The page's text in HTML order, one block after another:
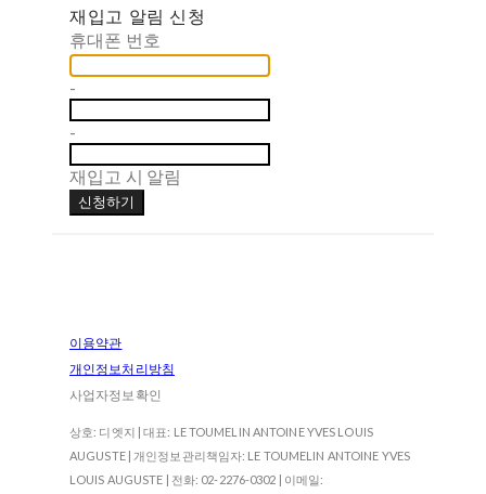
재입고 알림 신청
휴대폰 번호
-
-
재입고 시 알림
신청하기
이용약관
개인정보처리방침
사업자정보확인
상호: 디엣지 | 대표: LE TOUMELIN ANTOINE YVES LOUIS
AUGUSTE | 개인정보관리책임자: LE TOUMELIN ANTOINE YVES
LOUIS AUGUSTE | 전화: 02-2276-0302 | 이메일: